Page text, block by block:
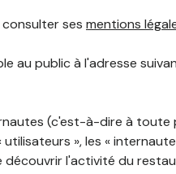
ses mentions
au public à l'adresse
(c'est-à-dire à toute
», les «
l'activité du